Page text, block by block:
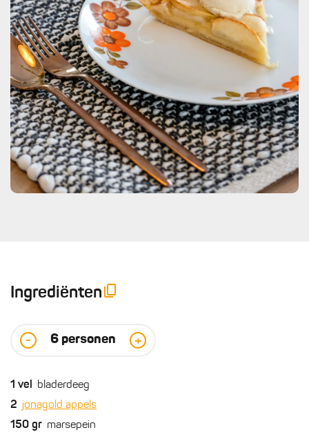
Ingrediënten
- 6 personen +
1 vel bladerdeeg
2 jonagold appels
150 gr marsepein